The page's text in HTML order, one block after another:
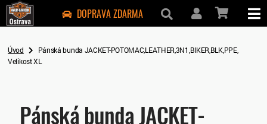
DOPRAVA ZDARMA
Úvod
Pánská bunda JACKET-POTOMAC,LEATHER,3N1,BIKER,BLK,PPE,
Velikost XL
Pánská bunda JACKET-